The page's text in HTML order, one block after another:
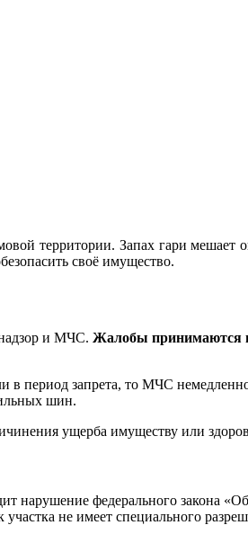
территории. Запах гари
своё имущество.
и МЧС. Жалобы принимаются
в период запрета, то МЧС
шин.
ущерба имуществу или
нарушение федерального закона
не имеет специального